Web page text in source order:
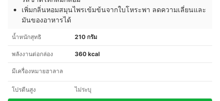
เพิ่มกลิ่นหอมสมุนไพรเข้มข้นจากใบโหระพา ลดความเลี่ยนและ
มันของอาหารได้
น้ำหนักสุทธิ 210 กรัม
พลังงานต่อกล่อง 360 kcal
มีเครื่องหมายฮาลาล
โปรตีนสูง ไม่ระบุ